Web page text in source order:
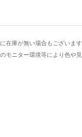
在庫が無い場合もございます
ニター環境等により色や